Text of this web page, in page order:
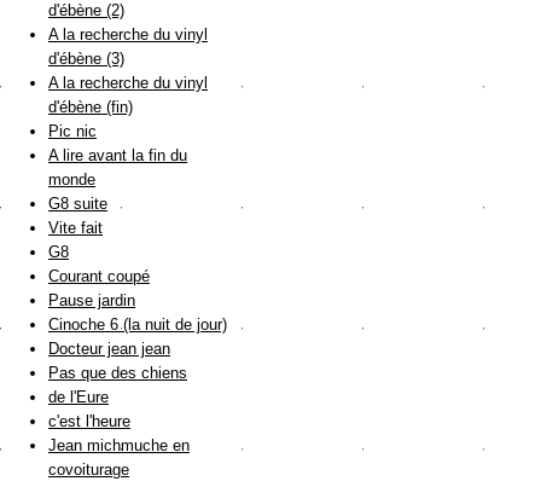
d'ébène (2)
A la recherche du vinyl
d'ébène (3)
A la recherche du vinyl
d'ébène (fin)
Pic nic
A lire avant la fin du
monde
G8 suite
Vite fait
G8
Courant coupé
Pause jardin
Cinoche 6 (la nuit de jour)
Docteur jean jean
Pas que des chiens
de l'Eure
c'est l'heure
Jean michmuche en
covoiturage